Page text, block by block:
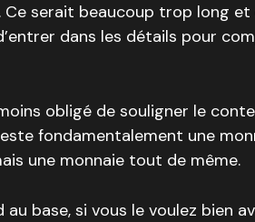
Ce serait beaucoup trop long
dans les détails pour
obligé de souligner le
fondamentalement une
une monnaie tout de même.
au base, si vous le voulez bien